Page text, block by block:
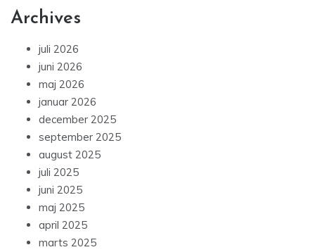
Archives
juli 2026
juni 2026
maj 2026
januar 2026
december 2025
september 2025
august 2025
juli 2025
juni 2025
maj 2025
april 2025
marts 2025